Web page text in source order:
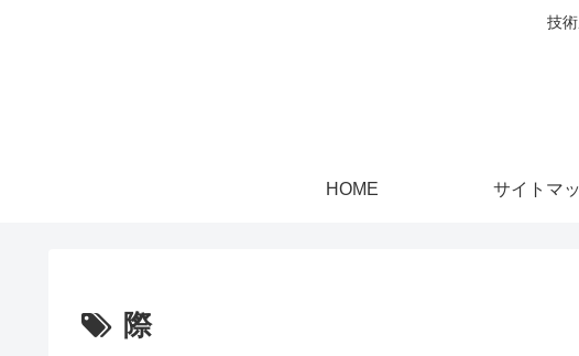
技
HOME サイトマ
際